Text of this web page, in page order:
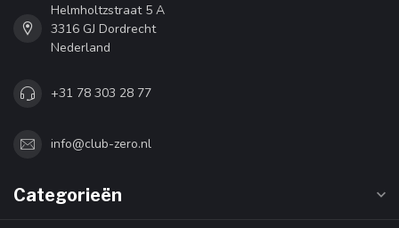
Helmholtzstraat 5 A
3316 GJ Dordrecht
Nederland
+31 78 303 28 77
info@club-zero.nl
Categorieën